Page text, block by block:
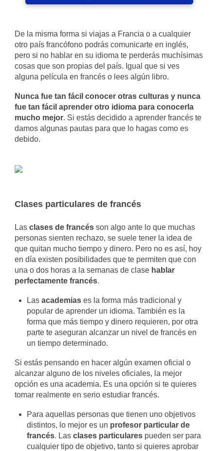
De la misma forma si viajas a Francia o a cualquier
otro país francófono podrás comunicarte en inglés,
pero si no hablar en su idioma te perderás muchísimas
cosas que son propias del país. Igual que si ves
alguna película en francés o lees algún libro.
Nunca fue tan fácil conocer otras culturas y nunca
fue tan fácil aprender otro idioma para conocerla
mucho mejor. Si estás decidido a aprender francés te
damos algunas pautas para que lo hagas como es
debido.
Clases particulares de francés
Las clases de francés son algo ante lo que muchas
personas sienten rechazo, se suele tener la idea de
que quitan mucho tiempo y dinero. Pero no es así, hoy
en día existen posibilidades que te permiten que con
una o dos horas a la semanas de clase hablar
perfectamente francés.
Lasacademias es la forma más tradicional y
popular de aprender un idioma. También es la
forma que más tiempo y dinero requieren, por otra
parte te aseguran alcanzar un nivel de francés en
un tiempo determinado.
Si estás pensando en hacer algún examen oficial o
alcanzar alguno de los niveles oficiales, la mejor
opción es una academia. Es una opción si te quieres
tomar realmente en serio estudiar francés.
Para aquellas personas que tienen uno objetivos
distintos, lo mejor es un profesor particular de
francés. Lasclases particulares pueden ser para
cualquier tipo de objetivo, tanto si quieres aprobar